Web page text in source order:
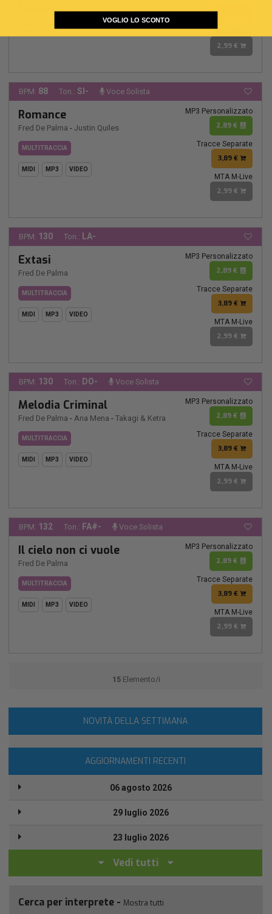
3,89 €
MTA M-Live
2,99 €
BPM: 88 Ton.: SI- Voce Solista
Romance
Fred De Palma - Justin Quiles
MULTITRACCIA
MIDI MP3 VIDEO
MP3 Personalizzato
2,89 €
Tracce Separate
3,89 €
MTA M-Live
2,99 €
BPM: 130 Ton.: LA-
Extasi
Fred De Palma
MULTITRACCIA
MIDI MP3 VIDEO
MP3 Personalizzato
2,89 €
Tracce Separate
3,89 €
MTA M-Live
2,99 €
BPM: 130 Ton.: DO- Voce Solista
Melodia Criminal
Fred De Palma - Ana Mena - Takagi & Ketra
MULTITRACCIA
MIDI MP3 VIDEO
MP3 Personalizzato
2,89 €
Tracce Separate
3,89 €
MTA M-Live
2,99 €
BPM: 132 Ton.: FA#- Voce Solista
Il cielo non ci vuole
Fred De Palma
MULTITRACCIA
MIDI MP3 VIDEO
MP3 Personalizzato
2,89 €
Tracce Separate
3,89 €
MTA M-Live
2,99 €
15Elemento/i
NOVITÀ DELLA SETTIMANA
AGGIORNAMENTI RECENTI
06 agosto 2026
29 luglio 2026
23 luglio 2026
Vedi tutti
Cerca per interprete - Mostra tutti
VOGLIO LO SCONTO